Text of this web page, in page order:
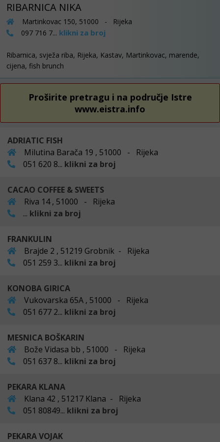
RIBARNICA NIKA
Martinkovac 150, 51000 - Rijeka
097 716 7... klikni za broj
Ribarnica, svježa riba, Rijeka, Kastav, Martinkovac, marende,
cijena, fish brunch
Proširite pretragu i na područje Istre
www.eistra.info
ADRIATIC FISH
Milutina Barača 19 , 51000 - Rijeka
051 620 8... klikni za broj
CACAO COFFEE & SWEETS
Riva 14 , 51000 - Rijeka
... klikni za broj
FRANKULIN
Brajde 2 , 51219 Grobnik - Rijeka
051 259 3... klikni za broj
KONOBA GIRICA
Vukovarska 65A , 51000 - Rijeka
051 677 2... klikni za broj
MESNICA BOŠKARIN
Bože Vidasa bb , 51000 - Rijeka
051 637 8... klikni za broj
PEKARA KLANA
Klana 42 , 51217 Klana - Rijeka
051 80849... klikni za broj
PEKARA VOJAK